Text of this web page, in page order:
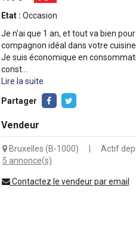
Etat : Occasion
Je n'ai que 1 an, et tout va bien
compagnon idéal dans votre cuisine.
Je suis économique en
const...
Lire la suite
Partager
Vendeur
Bruxelles (B-1000) Actif
5 annonce(s)
Contactez le vendeur par email